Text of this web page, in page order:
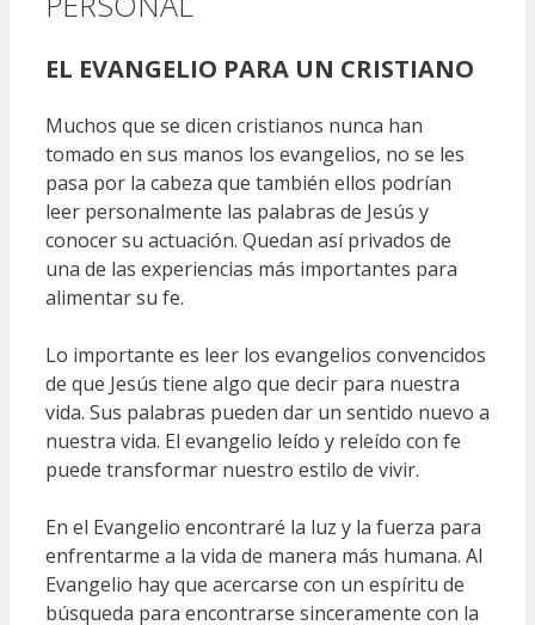
EL EVANGELIO PARA UN CRISTIANO
Muchos que se dicen cristianos nunca han
tomado en sus manos los evangelios, no se les
pasa por la cabeza que también ellos podrían
leer personalmente las palabras de Jesús y
conocer su actuación. Quedan así privados de
una de las experiencias más importantes para
alimentar su fe.
Lo importante es leer los evangelios convencidos
de que Jesús tiene algo que decir para nuestra
vida. Sus palabras pueden dar un sentido nuevo a
nuestra vida. El evangelio leído y releído con fe
puede transformar nuestro estilo de vivir.
En el Evangelio encontraré la luz y la fuerza para
enfrentarme a la vida de manera más humana. Al
Evangelio hay que acercarse con un espíritu de
búsqueda para encontrarse sinceramente con la